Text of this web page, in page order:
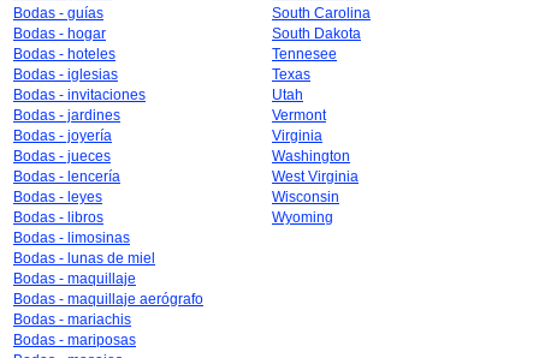
Bodas - guías
Bodas - hogar
Bodas - hoteles
Bodas - iglesias
Bodas - invitaciones
Bodas - jardines
Bodas - joyería
Bodas - jueces
Bodas - lencería
Bodas - leyes
Bodas - libros
Bodas - limosinas
Bodas - lunas de miel
Bodas - maquillaje
Bodas - maquillaje aerógrafo
Bodas - mariachis
Bodas - mariposas
South Carolina
South Dakota
Tennesee
Texas
Utah
Vermont
Virginia
Washington
West Virginia
Wisconsin
Wyoming